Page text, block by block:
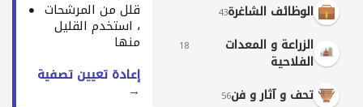
الوظائف الشاغرة43
الزراعة و المعدات
الفلاحية
18
تحف و آثار و فن56
قلل من المرشحات
، استخدم القليل
منها
إعادة تعيين تصفية
→